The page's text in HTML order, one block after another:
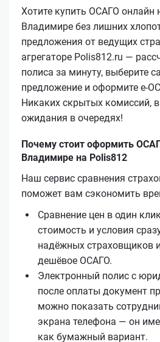
Хотите купить ОСАГО онлайн
Владимире без лишних
предложения от ведущих
агрегаторе Polis812.ru —
полиса за минуту, выберите
предложение и оформите
Никаких скрытых комиссий,
ожидания в очередях!
Почему стоит оформить
Владимире на Polis812
Наш сервис сравнения
поможет вам сэкономить
Сравнение цен в один
стоимость и условия
надёжных страховщиков
дешёвое ОСАГО.
Электронный полис с
после оплаты документ
можно показать
экрана телефона — он
как бумажный вариант.